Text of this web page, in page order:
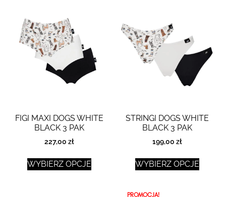
FIGI MAXI DOGS WHITE
BLACK 3 PAK
227,00 zł
WYBIERZ OPCJE
STRINGI DOGS WHITE
BLACK 3 PAK
199,00 zł
WYBIERZ OPCJE
PROMOCJA!